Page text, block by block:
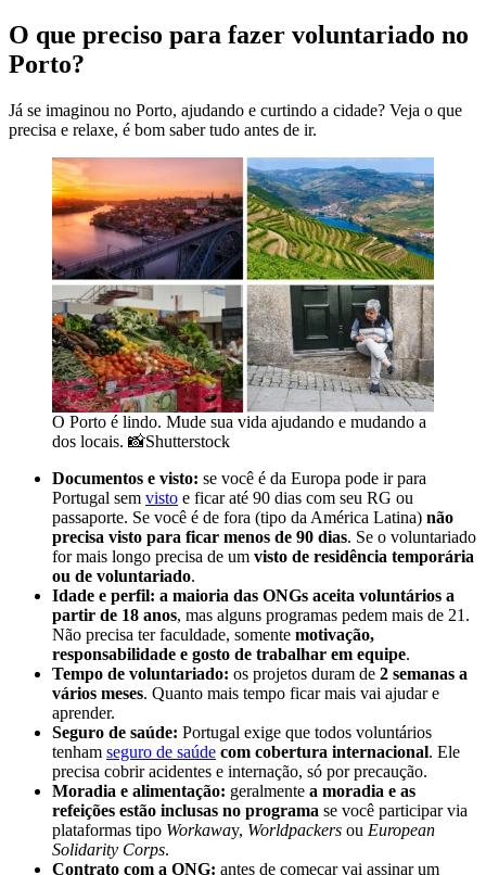
O que preciso para fazer voluntariado no
Porto?
Já se imaginou no Porto, ajudando e curtindo a cidade? Veja o que
precisa e relaxe, é bom saber tudo antes de ir.
O Porto é lindo. Mude sua vida ajudando e mudando a
dos locais. 📸Shutterstock
Documentos e visto: se você é da Europa pode ir para
Portugal sem visto e ficar até 90 dias com seu RG ou
passaporte. Se você é de fora (tipo da América Latina) não
precisa visto para ficar menos de 90 dias. Se o voluntariado
for mais longo precisa de um visto de residência temporária
ou de voluntariado.
Idade e perfil: a maioria das ONGs aceita voluntários a
partir de 18 anos, mas alguns programas pedem mais de 21.
Não precisa ter faculdade, somente motivação,
responsabilidade e gosto de trabalhar em equipe.
Tempo de voluntariado: os projetos duram de 2 semanas a
vários meses. Quanto mais tempo ficar mais vai ajudar e
aprender.
Seguro de saúde: Portugal exige que todos voluntários
tenham seguro de saúde com cobertura internacional. Ele
precisa cobrir acidentes e internação, só por precaução.
Moradia e alimentação: geralmente a moradia e as
refeições estão inclusas no programa se você participar via
plataformas tipo Workaway, Worldpackers ou European
Solidarity Corps.
Contrato com a ONG: antes de começar vai assinar um